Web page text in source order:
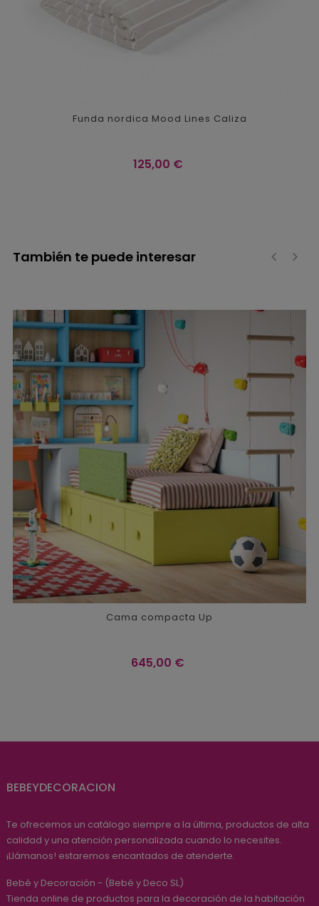
Funda nordica Mood Lines Caliza
Precio
125,00 €
También te puede interesar
Cama compacta Up
Precio
645,00 €
BEBEYDECORACION
Te ofrecemos un catálogo siempre a la última, productos de alta
calidad y una atención personalizada cuando lo necesites.
¡Llámanos! estaremos encantados de atenderte.
Bebé y Decoración - (Bebé y Deco SL)
Tienda online de productos para la decoración de la habitación